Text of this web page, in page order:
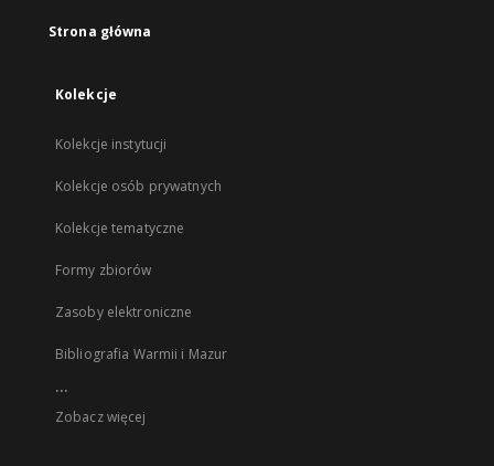
Strona główna
Kolekcje
Kolekcje instytucji
Kolekcje osób prywatnych
Kolekcje tematyczne
Formy zbiorów
Zasoby elektroniczne
Bibliografia Warmii i Mazur
...
Zobacz więcej